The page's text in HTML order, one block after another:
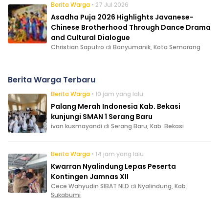
Berita Warga • 27 Jul 2026
Asadha Puja 2026 Highlights Javanese-
Chinese Brotherhood Through Dance Drama
and Cultural Dialogue
Christian Saputro di Banyumanik, Kota Semarang
Berita Warga Terbaru
Berita Warga • 10 jam yang lalu
Palang Merah Indonesia Kab. Bekasi
kunjungi SMAN 1 Serang Baru
ivan kusmayandi di Serang Baru, Kab. Bekasi
Berita Warga • 14 jam yang lalu
Kwarran Nyalindung Lepas Peserta
Kontingen Jamnas XII
Cece Wahyudin SIBAT NLD di Nyalindung, Kab.
Sukabumi